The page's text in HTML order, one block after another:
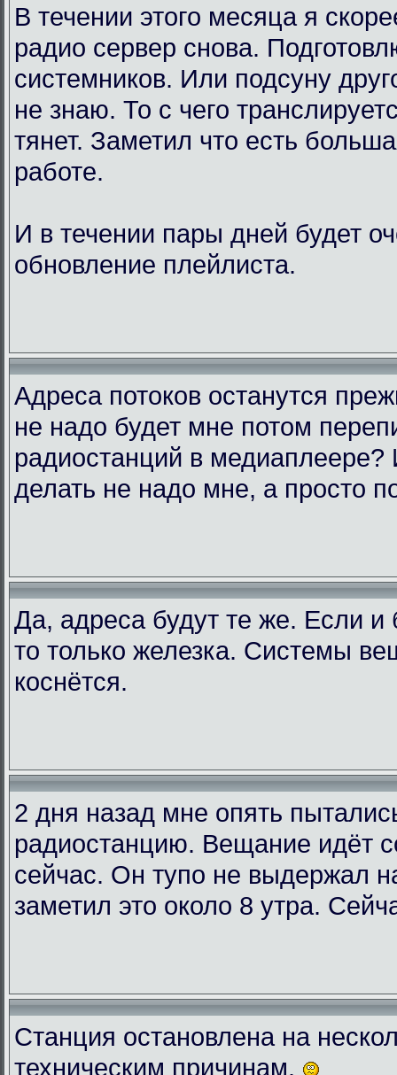
В течении этого месяца я
радио сервер снова.
системников. Или подсуну
не знаю. То с чего
тянет. Заметил что есть
работе.
И в течении пары дней будет
обновление плейлиста.
Адреса потоков останутся
не надо будет мне потом
радиостанций в медиаплеере?
делать не надо мне, а просто
Да, адреса будут те же. Если и
то только железка. Системы
коснётся.
2 дня назад мне опять
радиостанцию. Вещание идёт
сейчас. Он тупо не выдержал
заметил это около 8 утра.
Станция остановлена на
техническим причинам.